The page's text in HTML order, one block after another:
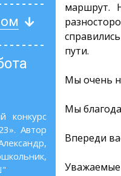
конкурс
Автор
маршрут.
пути.
Мы очень
Мы
Впереди
Уважаемые